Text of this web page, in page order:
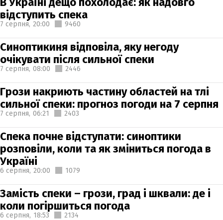
відступить спека
7 серпня, 20:00 9460
Синоптикиня відповіла, яку негоду
очікувати після сильної спеки
7 серпня, 08:00 2446
Грози накриють частину областей на тлі
сильної спеки: прогноз погоди на 7 серпня
7 серпня, 06:21 2403
Спека почне відступати: синоптики
розповіли, коли та як зміниться погода в
Україні
6 серпня, 20:00 1079
Замість спеки – грози, град і шквали: де і
коли погіршиться погода
6 серпня, 18:53 2134